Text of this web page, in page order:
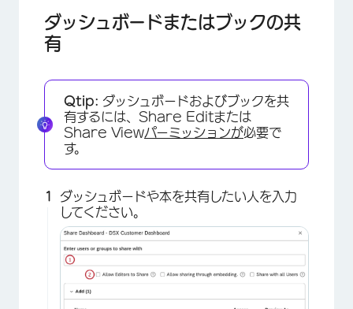
×
ダッシュボードまたはブックの共
有
Qtip: ダッシュボードおよびブックを共
有するには、Share Editまたは
Share Viewパーミッションが必要で
す。
ダッシュボードや本を共有したい人を入力
してください。